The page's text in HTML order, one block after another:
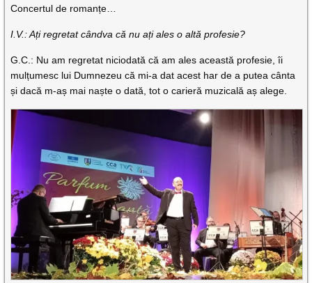
Concertul de romanțe…
I.V.: Ați regretat cândva că nu ați ales o altă profesie?
G.C.: Nu am regretat niciodată că am ales această profesie, îi
mulțumesc lui Dumnezeu că mi-a dat acest har de a putea cânta
și dacă m-aș mai naște o dată, tot o carieră muzicală aș alege.